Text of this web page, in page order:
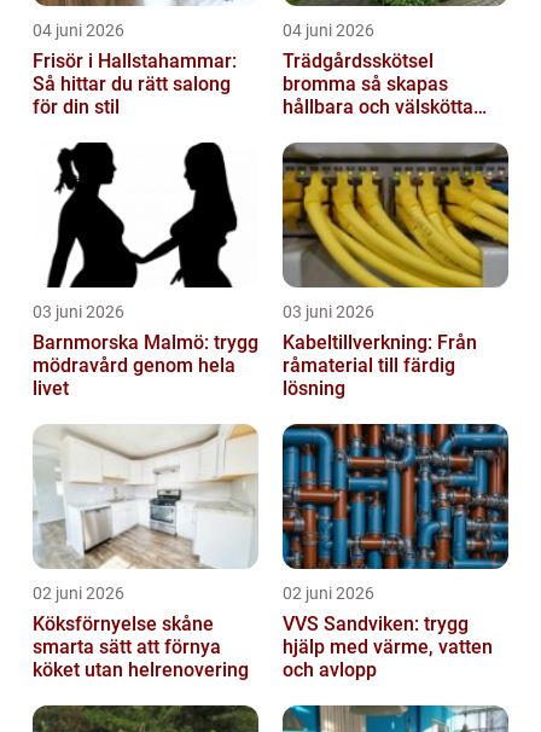
04 juni 2026
Frisör i Hallstahammar:
Så hittar du rätt salong
för din stil
04 juni 2026
Trädgårdsskötsel
bromma så skapas
hållbara och välskötta
03 juni 2026
Barnmorska Malmö: trygg
mödravård genom hela
livet
03 juni 2026
Kabeltillverkning: Från
råmaterial till färdig
lösning
02 juni 2026
Köksförnyelse skåne
smarta sätt att förnya
köket utan helrenovering
02 juni 2026
VVS Sandviken: trygg
hjälp med värme, vatten
och avlopp